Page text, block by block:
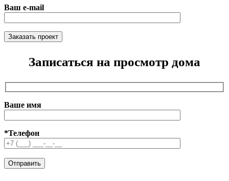
Ваш e-mail
Записаться на просмотр дома
Ваше имя
*Телефон